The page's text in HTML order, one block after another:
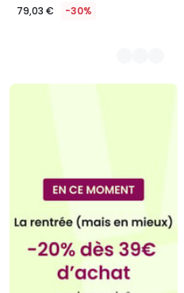
79,03 € -30%